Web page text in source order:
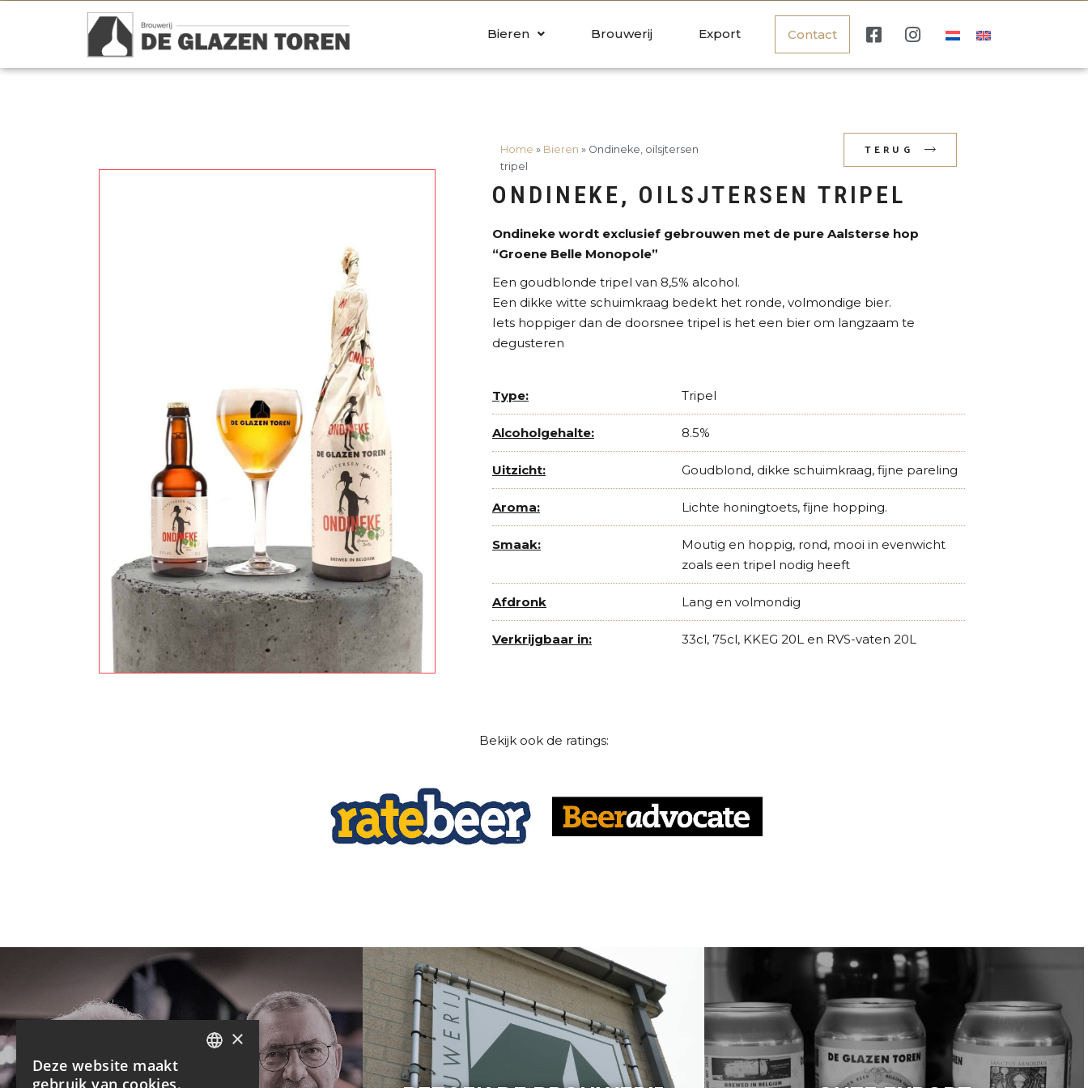
Bieren Brouwerij Export Contact
Home » Bieren » Ondineke, oilsjtersen
tripel
TERUG
ONDINEKE, OILSJTERSEN TRIPEL
Ondineke wordt exclusief gebrouwen met de pure Aalsterse hop
“Groene Belle Monopole”
Een goudblonde tripel van 8,5% alcohol.
Een dikke witte schuimkraag bedekt het ronde, volmondige bier.
Iets hoppiger dan de doorsnee tripel is het een bier om langzaam te
degusteren
Type: Tripel
Alcoholgehalte: 8.5%
Uitzicht: Goudblond, dikke schuimkraag, fijne pareling
Aroma: Lichte honingtoets, fijne hopping.
Smaak:
Moutig en hoppig, rond, mooi in evenwicht
zoals een tripel nodig heeft
Afdronk Lang en volmondig
Verkrijgbaar in: 33cl, 75cl, KKEG 20L en RVS-vaten 20L
Bekijk ook de ratings:
×
Deze website maakt
gebruik van cookies.